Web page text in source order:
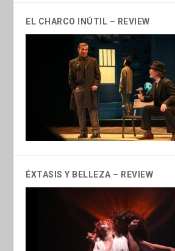
EL CHARCO INÚTIL – REVIEW
ÉXTASIS Y BELLEZA – REVIEW